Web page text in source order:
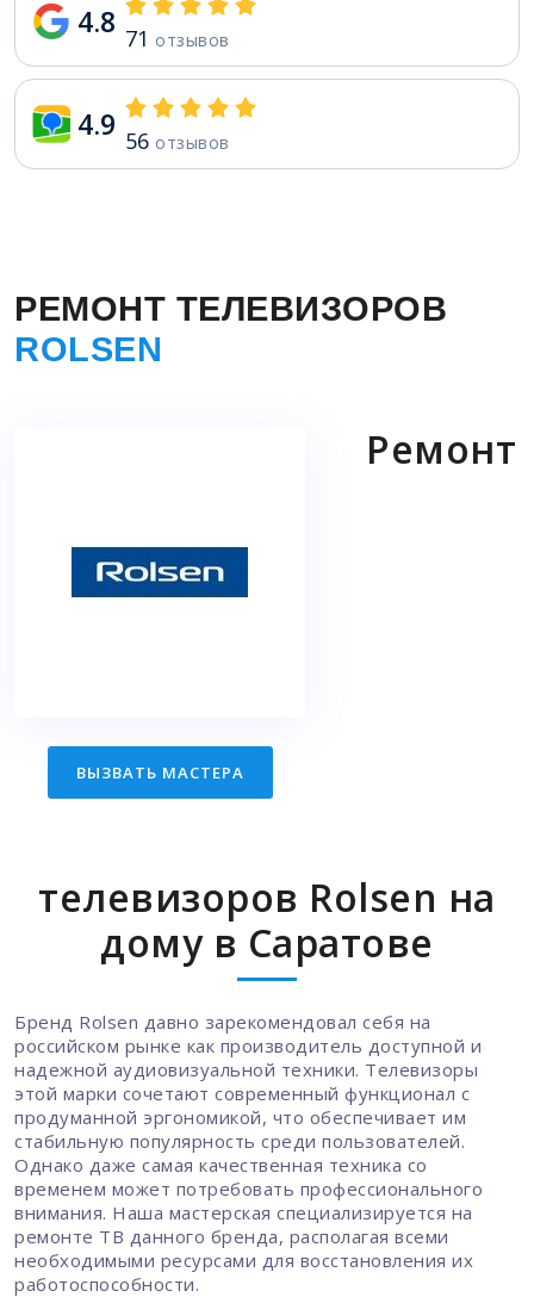
4.8 71 отзывов
4.9 56 отзывов
РЕМОНТ ТЕЛЕВИЗОРОВ
ROLSEN
ВЫЗВАТЬ МАСТЕРА
Ремонт
телевизоров Rolsen на
дому в Саратове
Бренд Rolsen давно зарекомендовал себя на
российском рынке как производитель доступной и
надежной аудиовизуальной техники. Телевизоры
этой марки сочетают современный функционал с
продуманной эргономикой, что обеспечивает им
стабильную популярность среди пользователей.
Однако даже самая качественная техника со
временем может потребовать профессионального
внимания. Наша мастерская специализируется на
ремонте ТВ данного бренда, располагая всеми
необходимыми ресурсами для восстановления их
работоспособности.